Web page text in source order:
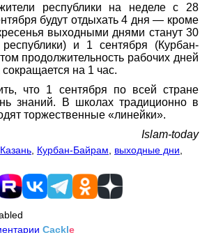
республики на неделе с 28
будут отдыхать 4 дня — кроме
выходными днями станут 30
и 1 сентября (Курбан-
продолжительность рабочих дней
сокращается на 1 час.
что 1 сентября по всей стране
знаний. В школах традиционно в
торжественные «линейки».
Islam-today
Казань Курбан-Байрам выходные дни
Cackle